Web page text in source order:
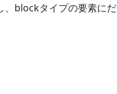
、blockタイプの要素にだ